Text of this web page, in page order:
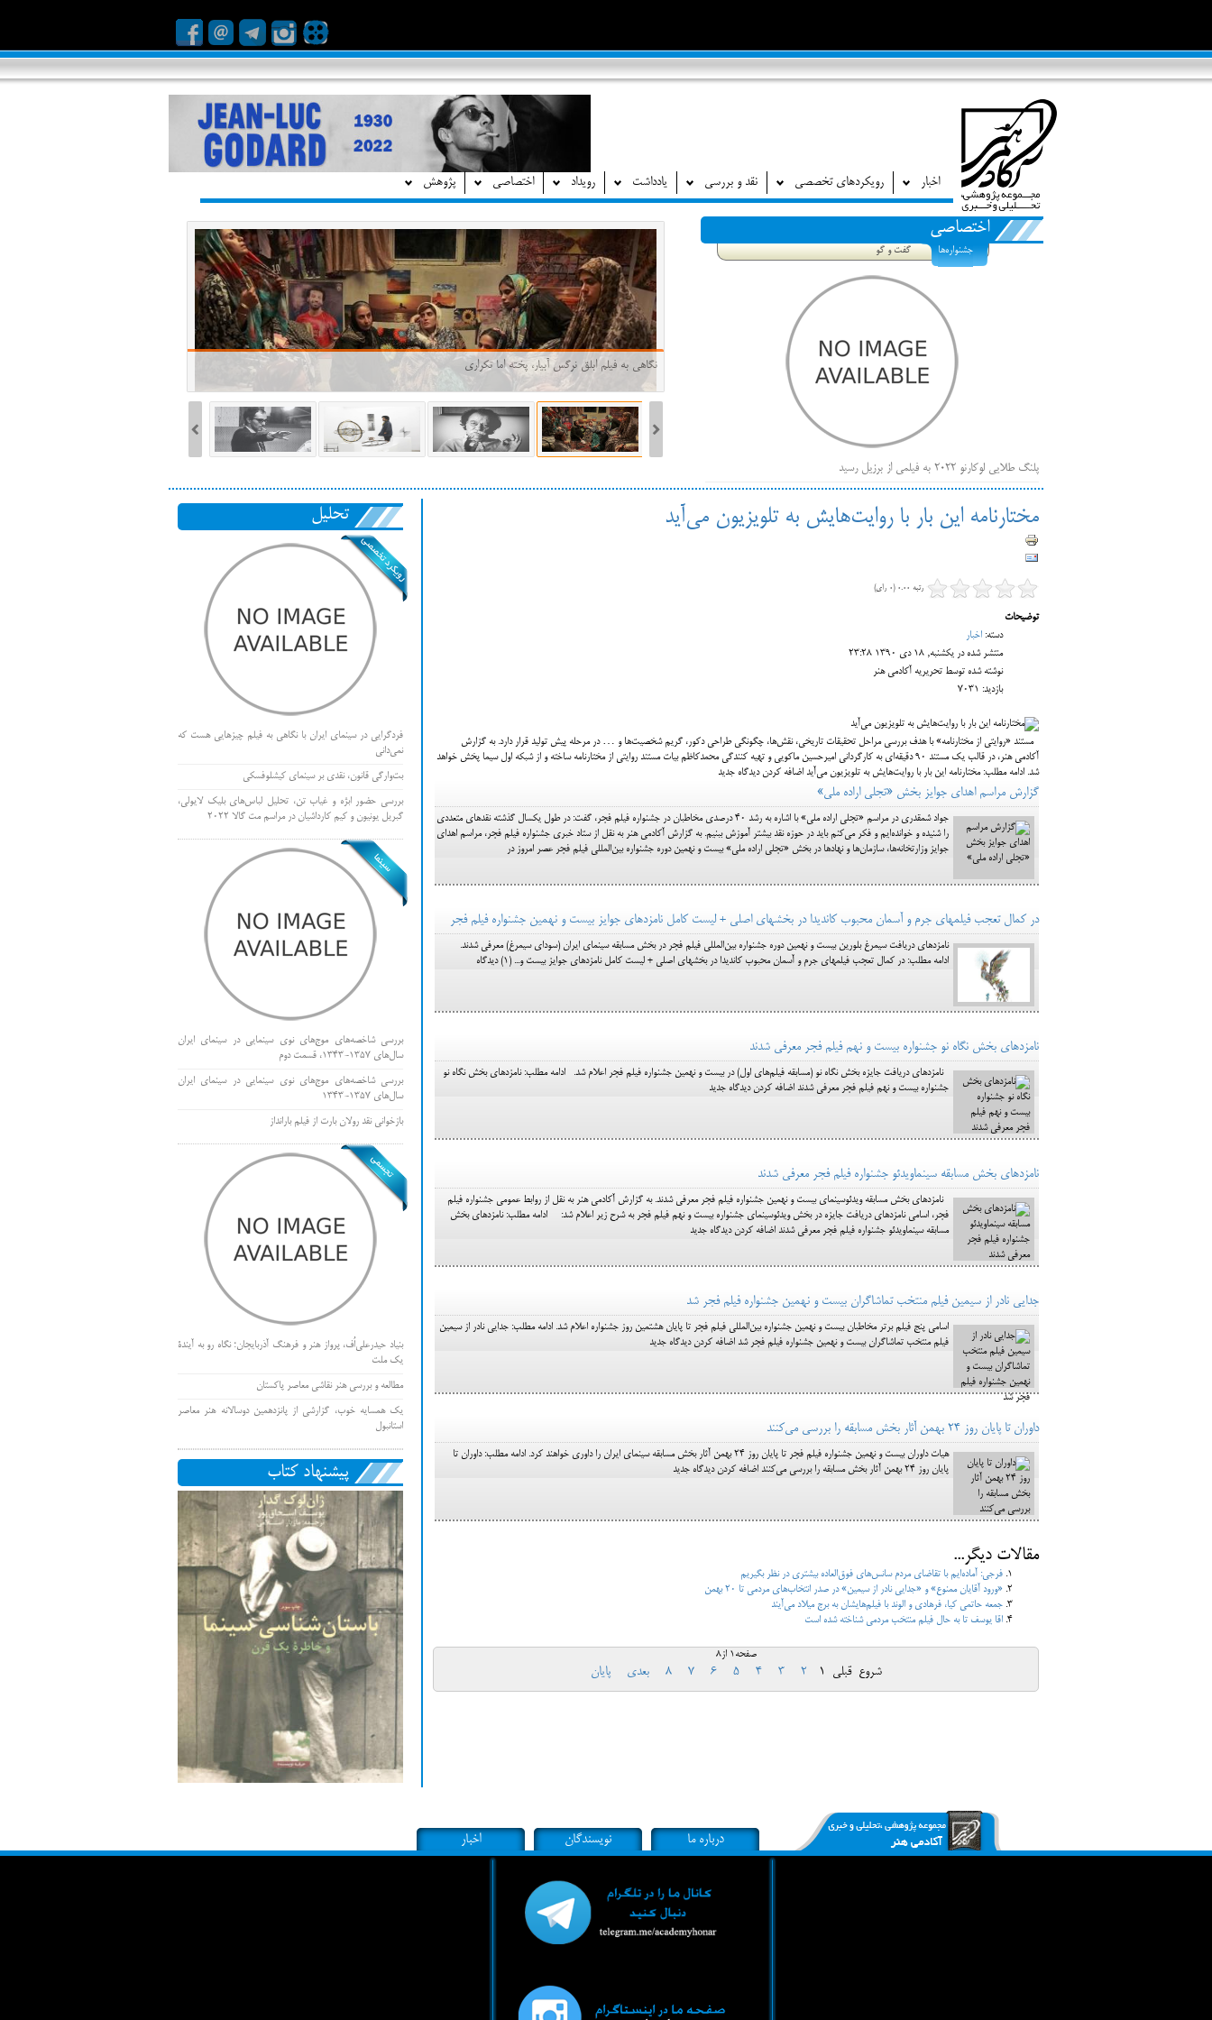
اخبار رویکردهای تخصصی نقد و بررسی یادداشت رویداد اختصاصی پژوهش
اختصاصی
جشنواره‌ها گفت و گو
پلنگ طلایی لوکارنو ۲۰۲۲ به فیلمی از برزیل رسید
فهرست فیلم‌های بخش مسابقه جشنواره فیلم ونیز ۲۰۲۲ مشخص شد، سهم پررنگ
ایرانی‌ها
بیرون راندن فیلم‌های منتسب به حامیان کرملین از جشنواره کن، راه برای مستقل‌ها
باز است
برای او که نه تنها ساختار زبان سینمایی بلکه ساختار زندگی را شکست
مختارنامه این بار با روایت‌هایش به تلویزیون می‌آید
رتبه 0.00 (0 رای)
توضیحات
دسته: اخبار
منتشر شده در یکشنبه, 18 دی 1390 23:28
نوشته شده توسط تحریریه آکادمی هنر
بازدید: 7031
مستند «روایتی از مختارنامه» با هدف بررسی مراحل تحقیقات تاریخی، نقش‌ها، چگونگی طراحی دکور، گریم شخصیت‌ها و … در مرحله پیش تولید قرار دارد. به گزارش
آکادمی هنر، در قالب یک مستند ۹۰ دقیقه‌ای به کارگردانی امیرحسین ماکویی و تهیه کنندگی محمدکاظم بیات مستند روایتی از مختارنامه ساخته و از شبکه اول سیما پخش خواهد
شد. ادامه مطلب: مختارنامه این بار با روایت‌هایش به تلویزیون می‌آید اضافه کردن دیدگاه جدید
گزارش مراسم اهداي جوايز بخش «تجلي اراده ملي»
جواد شمقدري در مراسم «تجلي اراده ملي» با اشاره به رشد 40 درصدي مخاطبان در جشنواره فيلم فجر، گفت: در طول يكسال گذشته نقدهاي متعددي
را شنيده‌ و خوانده‌ايم و فكر مي‌كنم بايد در حوزه نقد بيشتر آموزش ببنيم. به گزارش آکادمی هنر به نقل از ستاد خبري جشنواره فيلم فجر، مراسم اهداي
جوايز وزارتخانه‌ها، سازمان‌ها و نهادها در بخش «تجلي اراده ملي» بيست و نهمين دوره جشنواره بين‌المللي فيلم فجر عصر امروز در
در کمال تعجب فیلم‎های جرم و آسمان محبوب کاندیدا در بخش‎های اصلی + لیست کامل نامزدهای جوایز بیست و نهمین جشنواره فیلم فجر
نامزدهای دریافت سیمرغ بلورین بیست و نهمین دوره جشنواره بین‌المللی فیلم فجر در بخش مسابقه سینمای ایران (سودای سیمرغ) معرفی شدند.
ادامه مطلب: در کمال تعجب فیلم‎های جرم و آسمان محبوب کاندیدا در بخش‎های اصلی + لیست کامل نامزدهای جوایز بیست و... (1) دیدگاه
نامزدهای بخش نگاه نو جشنواره بیست و نهم فیلم فجر معرفی شدند
نامزدهای دریافت جایزه بخش نگاه نو (مسابقه فیلم‌های اول) در بیست و نهمین جشنواره فیلم فجر اعلام شد. ادامه مطلب: نامزدهای بخش نگاه نو
جشنواره بیست و نهم فیلم فجر معرفی شدند اضافه کردن دیدگاه جدید
نامزدهای بخش مسابقه سینماویدئو جشنواره فیلم فجر معرفی شدند
نامزدهای بخش مسابقه ویدئوسینمای بیست و نهمین جشنواره فیلم فجر معرفی شدند. به گزارش آکادمی هنر به نقل از روابط عمومی جشنواره فیلم
فجر، اسامی نامزدهای دریافت جایزه در بخش ویدئوسینمای جشنواره بیست و نهم فیلم فجر به شرح زیر اعلام شد: ادامه مطلب: نامزدهای بخش
مسابقه سینماویدئو جشنواره فیلم فجر معرفی شدند اضافه کردن دیدگاه جدید
جدایی نادر از سیمین فیلم منتخب تماشاگران بیست و نهمین جشنواره فیلم فجر شد
اسامی پنج فیلم برتر مخاطبان بیست و نهمین جشنواره بین‌المللی فیلم فجر تا پایان هشتمین روز جشنواره اعلام شد. ادامه مطلب: جدایی نادر از سیمین
فیلم منتخب تماشاگران بیست و نهمین جشنواره فیلم فجر شد اضافه کردن دیدگاه جدید
داوران تا پایان روز 24 بهمن آثار بخش مسابقه را بررسی می‌کنند
هیات داوران بیست و نهمین جشنواره فیلم فجر تا پایان روز 24 بهمن آثار بخش مسابقه سینمای ایران را داوری خواهند کرد. ادامه مطلب: داوران تا
پایان روز 24 بهمن آثار بخش مسابقه را بررسی می‌کنند اضافه کردن دیدگاه جدید
مقالات دیگر...
فرجی: آماده‌ایم با تقاضای مردم سانس‌های فوق‌العاده بیشتری در نظر بگیریم
«ورود آقایان ممنوع» و «جدایی نادر از سیمین» در صدر انتخاب‌های مردمی تا 20 بهمن
جمعه حاتمی کیا، فرهادی و الوند با فیلم‌هایشان به برج میلاد می‌آیند
اقا یوسف تا به حال فیلم منتخب مردمی شناخته شده است
صفحه1 از8
شروع قبلی 1
2
3
4
5
6
7
8 بعدی پایان
تحلیل
فردگرایی در سینمای ایران با نگاهی به فیلم چیزهایی هست که
نمی‌دانی
بت‌وارگی قانون، نقدی بر سینمای کیشلوفسکی
بررسی حضور ابژه و غیاب تن، تحلیل لباس‌های بلیک لایولی،
گبریل یونیون و کیم کارداشیان در مراسم مت گالا ۲۰۲۲
بررسی شاخصه‌های موج‌های نوی سینمایی در سینمای ایران
سال‌های 1357-1343، قسمت دوم
بررسی شاخصه‌های موج‌های نوی سینمایی در سینمای ایران
سال‌های 1357-1343
بازخوانی نقد رولان بارت از فیلم بارانداز
بنیاد حیدرعلی‌اُف، پرواز هنر و فرهنگ آذربایجان؛ نگاه رو به آیندۀ
یک ملت
مطالعه و بررسی هنر نقاشی معاصر پاکستان
یک همسایه خوب، گزارشی از پانزدهمین دوسالانه هنر معاصر
استانبول
پیشنهاد کتاب
درباره ما نویسندگان اخبار